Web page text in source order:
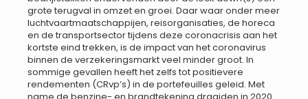
grote terugval in omzet en groei. Daar waar onder meer
luchtvaartmaatschappijen, reisorganisaties, de horeca
en de transportsector tijdens deze coronacrisis aan het
kortste eind trekken, is de impact van het coronavirus
binnen de verzekeringsmarkt veel minder groot. In
sommige gevallen heeft het zelfs tot positievere
rendementen (CRvp’s) in de portefeuilles geleid. Met